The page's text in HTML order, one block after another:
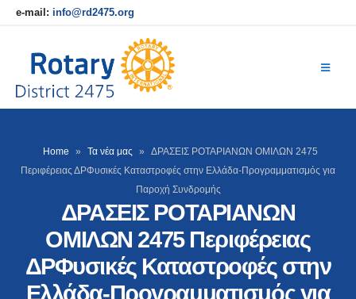
e-mail: info@rd2475.org
Home » Τα νέα μας »
ΔΡΑΣΕΙΣ ΡΟΤΑΡΙΑΝΩΝ ΟΜΙΛΩΝ 2475
Περιφέρειας ΔΡΦυσικές Καταστροφές στην Ελλάδα-Προγραμματισμός για
Παροχή Συνδρομής
ΔΡΑΣΕΙΣ ΡΟΤΑΡΙΑΝΩΝ
ΟΜΙΛΩΝ 2475 Περιφέρειας
ΔΡΦυσικές Καταστροφές στην
Ελλάδα-Προγραμματισμός για